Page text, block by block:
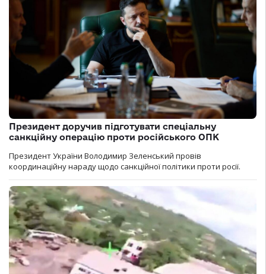
Президент доручив підготувати спеціальну
санкційну операцію проти російського ОПК
Президент України Володимир Зеленський провів
координаційну нараду щодо санкційної політики проти росії.